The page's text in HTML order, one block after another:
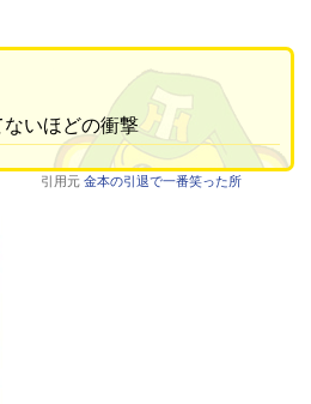
いほどの衝撃
引用元 金本の引退で一番笑った所